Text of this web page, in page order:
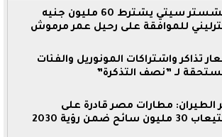
مانشستر سيتي يشترط 60 مليون جنيه
للموافقة على رحيل عمر مرموش
تذاكر واشتراكات المونوريل والفئات
لـ ”نصف التذكرة”
الطيران: مطارات مصر قادرة على
سائح ضمن رؤية 2030